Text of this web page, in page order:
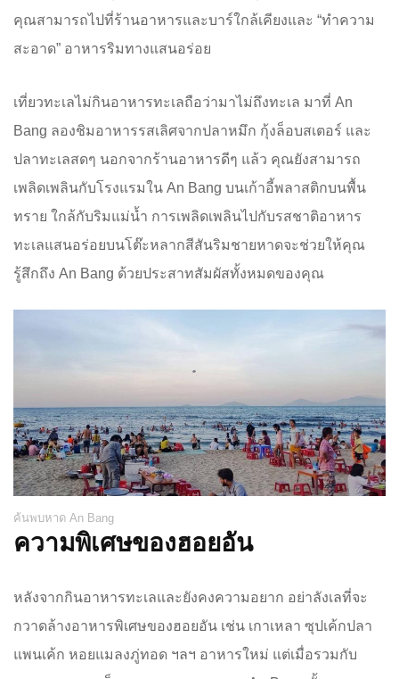
คุณสามารถไปที่ร้านอาหารและบาร์ใกล้เคียงและ “ทำความ
สะอาด” อาหารริมทางแสนอร่อย
เที่ยวทะเลไม่กินอาหารทะเลถือว่ามาไม่ถึงทะเล มาที่ An
Bang ลองชิมอาหารรสเลิศจากปลาหมึก กุ้งล็อบสเตอร์ และ
ปลาทะเลสดๆ นอกจากร้านอาหารดีๆ แล้ว คุณยังสามารถ
เพลิดเพลินกับโรงแรมใน An Bang บนเก้าอี้พลาสติกบนพื้น
ทราย ใกล้กับริมแม่น้ำ การเพลิดเพลินไปกับรสชาติอาหาร
ทะเลแสนอร่อยบนโต๊ะหลากสีสันริมชายหาดจะช่วยให้คุณ
รู้สึกถึง An Bang ด้วยประสาทสัมผัสทั้งหมดของคุณ
ค้นพบหาด An Bang
ความพิเศษของฮอยอัน
หลังจากกินอาหารทะเลและยังคงความอยาก อย่าลังเลที่จะ
กวาดล้างอาหารพิเศษของฮอยอัน เช่น เกาเหลา ซุปเค้กปลา
แพนเค้ก หอยแมลงภู่ทอด ฯลฯ อาหารใหม่ แต่เมื่อรวมกับ